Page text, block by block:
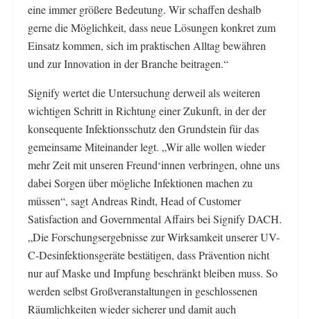
eine immer größere Bedeutung. Wir schaffen deshalb
gerne die Möglichkeit, dass neue Lösungen konkret zum
Einsatz kommen, sich im praktischen Alltag bewähren
und zur Innovation in der Branche beitragen.“
Signify wertet die Untersuchung derweil als weiteren
wichtigen Schritt in Richtung einer Zukunft, in der der
konsequente Infektionsschutz den Grundstein für das
gemeinsame Miteinander legt. „Wir alle wollen wieder
mehr Zeit mit unseren Freund*innen verbringen, ohne uns
dabei Sorgen über mögliche Infektionen machen zu
müssen“, sagt Andreas Rindt, Head of Customer
Satisfaction and Governmental Affairs bei Signify DACH.
„Die Forschungsergebnisse zur Wirksamkeit unserer UV-
C-Desinfektionsgeräte bestätigen, dass Prävention nicht
nur auf Maske und Impfung beschränkt bleiben muss. So
werden selbst Großveranstaltungen in geschlossenen
Räumlichkeiten wieder sicherer und damit auch